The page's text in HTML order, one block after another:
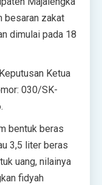
besaran zakat
dimulai pada 18
Ketua
030/SK-
bentuk beras
3,5 liter beras
uang, nilainya
fidyah